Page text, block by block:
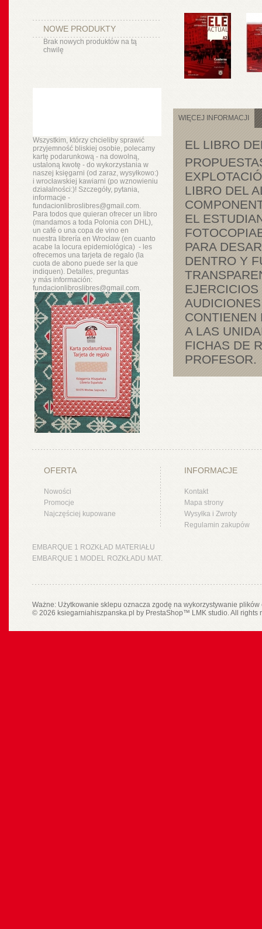
NOWE PRODUKTY
Brak nowych produktów na tą
chwilę
Wszystkim, którzy chcieliby sprawić
przyjemność bliskiej osobie, polecamy
kartę podarunkową - na dowolną,
ustaloną kwotę - do wykorzystania w
naszej księgarni (od zaraz, wysyłkowo:)
i wrocławskiej kawiarni (po wznowieniu
działalności:)! Szczegóły, pytania,
informacje -
fundacionlibroslibres@gmail.com.
Para todos que quieran ofrecer un libro
(mandamos a toda Polonia con DHL),
un café o una copa de vino en
nuestra libreríaen Wrocław (en cuanto
acabe la locura epidemiológica) - les
ofrecemos una tarjeta de regalo (la
cuota de abono puede ser la que
indiquen). Detalles, preguntas
y másinformación:
fundacionlibroslibres@gmail.com.
WIĘCEJ INFORMACJI
EL LIBRO
LIBRO DEL
EL
PARA
DENTRO Y
CONTIENEN
A LAS
FICHAS DE
PROFESOR.
OFERTA
Nowości
Promocje
Najczęściej kupowane
INFORMACJE
Kontakt
Mapa strony
Wysyłka i Zwroty
Regulamin zakupów
EMBARQUE 1 ROZKŁAD MATERIAŁU
EMBARQUE 1 MODEL ROZKŁADU MAT.
Ważne: Użytkowanie sklepu oznacza zgodę na wykorzystywanie
© 2026 ksiegarniahiszpanska.pl by PrestaShop™ LMK studio. All rights